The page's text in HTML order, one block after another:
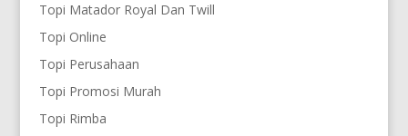
Topi Matador Royal Dan Twill
Topi Online
Topi Perusahaan
Topi Promosi Murah
Topi Rimba